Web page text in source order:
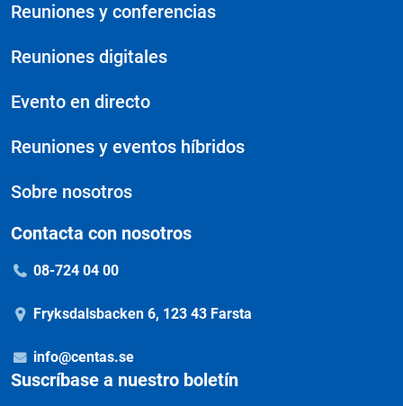
Reuniones y conferencias
Reuniones digitales
Evento en directo
Reuniones y eventos híbridos
Sobre nosotros
Contacta con nosotros
08-724 04 00
Fryksdalsbacken 6, 123 43 Farsta
info@centas.se
Suscríbase a nuestro boletín